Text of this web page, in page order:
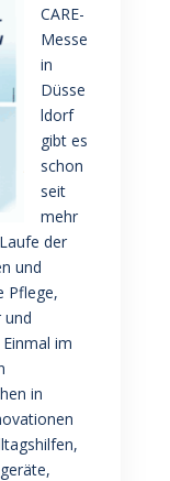
CARE-
Messe
in
Düsse
ldorf
gibt es
schon
seit
mehr
der
und
Pflege,
und
im
in